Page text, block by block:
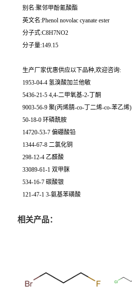
别名:聚邻甲酚氰酸酯
英文名:Phenol novolac cyanate ester
分子式:C8H7NO2
分子量:149.15
生产厂家优惠供应以下品种,欢迎咨询:
1953-04-4 氢溴酸加兰他敏
5436-21-5 4,4-二甲氧基-2-丁酮
9003-56-9 聚(丙烯腈-co-丁二烯-co-苯乙烯)
50-18-0 环磷酰胺
14720-53-7 偏硼酸铅
1344-67-8 二氯化铜
298-12-4 乙醛酸
33089-61-1 双甲脒
534-16-7 碳酸银
121-47-1 3-氨基苯磺酸
相关产品：